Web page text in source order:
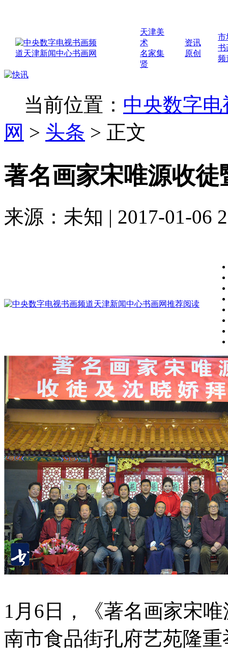
天津美
术
名家集
贤
资讯
原创
市
书
频
当前位置： 中央数字
网 > 头条 > 正文
著名画家宋唯源收
来源：未知 | 2017-01-06
1月6日，《著名画家宋
南市食品街孔府艺苑隆